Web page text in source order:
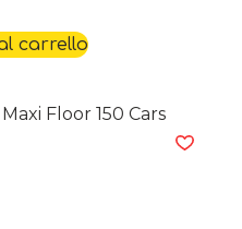
carrello